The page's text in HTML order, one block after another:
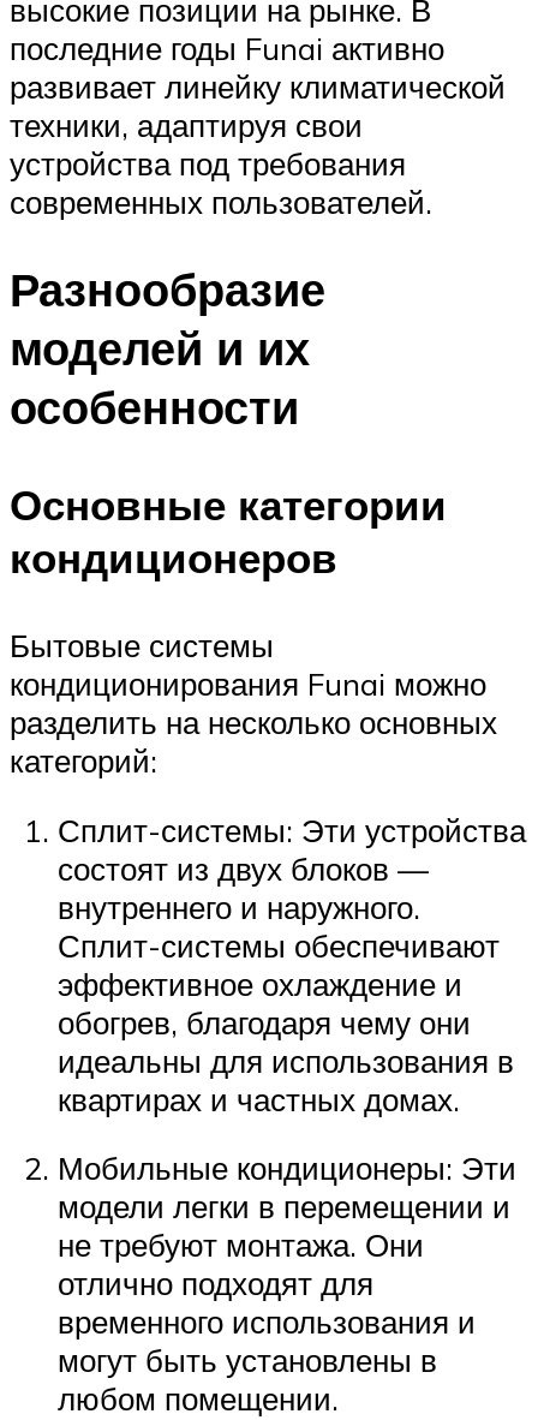
высокие позиции на рынке. В
последние годы Funai активно
развивает линейку климатической
техники, адаптируя свои
устройства под требования
современных пользователей.
Разнообразие
моделей и их
особенности
Основные категории
кондиционеров
Бытовые системы
кондиционирования Funai можно
разделить на несколько основных
категорий:
Сплит-системы: Эти устройства
состоят из двух блоков —
внутреннего и наружного.
Сплит-системы обеспечивают
эффективное охлаждение и
обогрев, благодаря чему они
идеальны для использования в
квартирах и частных домах.
Мобильные кондиционеры: Эти
модели легки в перемещении и
не требуют монтажа. Они
отлично подходят для
временного использования и
могут быть установлены в
любом помещении.